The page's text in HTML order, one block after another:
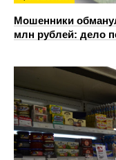
Мошенники
млн рублей: дело